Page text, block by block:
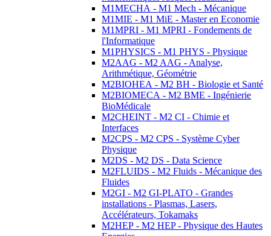
M1MECHA - M1 Mech - Mécanique
M1MIE - M1 MiE - Master en Economie
M1MPRI - M1 MPRI - Fondements de
l'Informatique
M1PHYSICS - M1 PHYS - Physique
M2AAG - M2 AAG - Analyse,
Arithmétique, Géométrie
M2BIOHEA - M2 BH - Biologie et Santé
M2BIOMECA - M2 BME - Ingénierie
BioMédicale
M2CHEINT - M2 CI - Chimie et
Interfaces
M2CPS - M2 CPS - Système Cyber
Physique
M2DS - M2 DS - Data Science
M2FLUIDS - M2 Fluids - Mécanique des
Fluides
M2GI - M2 GI-PLATO - Grandes
installations - Plasmas, Lasers,
Accélérateurs, Tokamaks
M2HEP - M2 HEP - Physique des Hautes